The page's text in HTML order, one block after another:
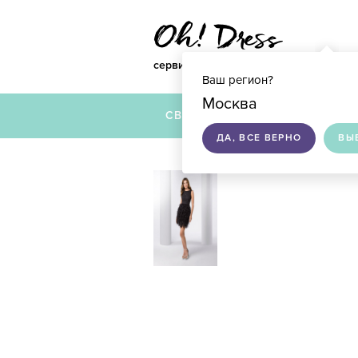
сервис по подбору свадебных платьев
Ваш регион?
Москва
ДА, ВСЕ ВЕРНО
СВАДЕБНЫЕ ПЛАТЬЯ